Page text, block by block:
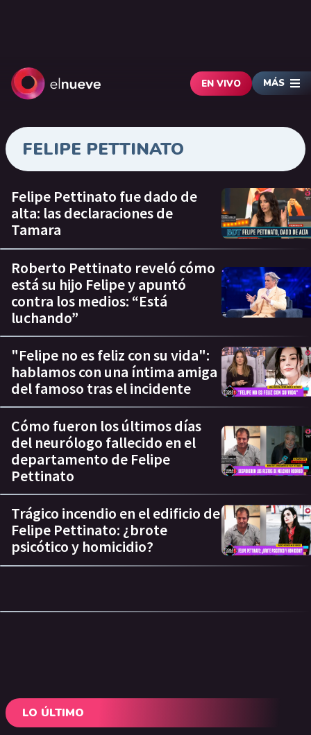
EN VIVO MÁS
FELIPE PETTINATO
Felipe Pettinato fue dado de
alta: las declaraciones de
Tamara
Roberto Pettinato reveló cómo
está su hijo Felipe y apuntó
contra los medios: “Está
luchando”
"Felipe no es feliz con su vida":
hablamos con una íntima amiga
del famoso tras el incidente
Cómo fueron los últimos días
del neurólogo fallecido en el
departamento de Felipe
Pettinato
Trágico incendio en el edificio de
Felipe Pettinato: ¿brote
psicótico y homicidio?
LO ÚLTIMO